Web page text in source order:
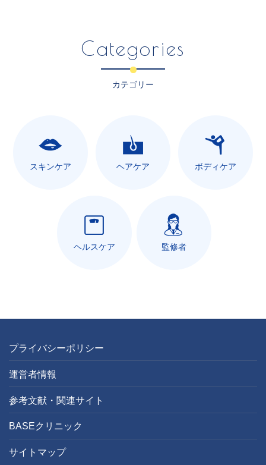
Categories
カテゴリー
スキンケア ヘアケア ボディケア
ヘルスケア 監修者
プライバシーポリシー
運営者情報
参考文献・関連サイト
BASEクリニック
サイトマップ